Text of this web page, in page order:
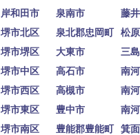
岸和田市 泉南市
藤
堺市北区 泉北郡忠岡町
松
堺市堺区 大東市
三
堺市中区 高石市
南
堺市西区 高槻市
南
堺市東区 豊中市
南
堺市南区 豊能郡豊能町
箕